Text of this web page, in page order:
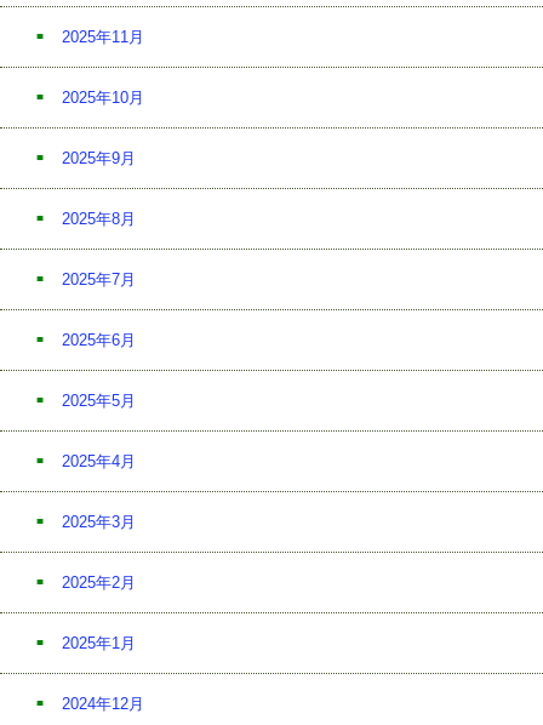
2025年11月
2025年10月
2025年9月
2025年8月
2025年7月
2025年6月
2025年5月
2025年4月
2025年3月
2025年2月
2025年1月
2024年12月